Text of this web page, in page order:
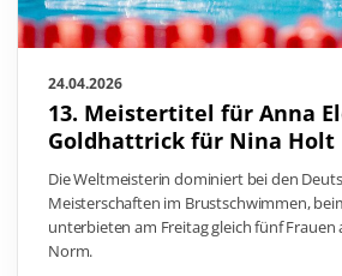
24.04.2026
13. Meistertitel für Anna
Goldhattrick für Nina Holt
Die Weltmeisterin dominiert bei den
Meisterschaften im Brustschwimmen,
unterbieten am Freitag gleich fünf Frauen
Norm.